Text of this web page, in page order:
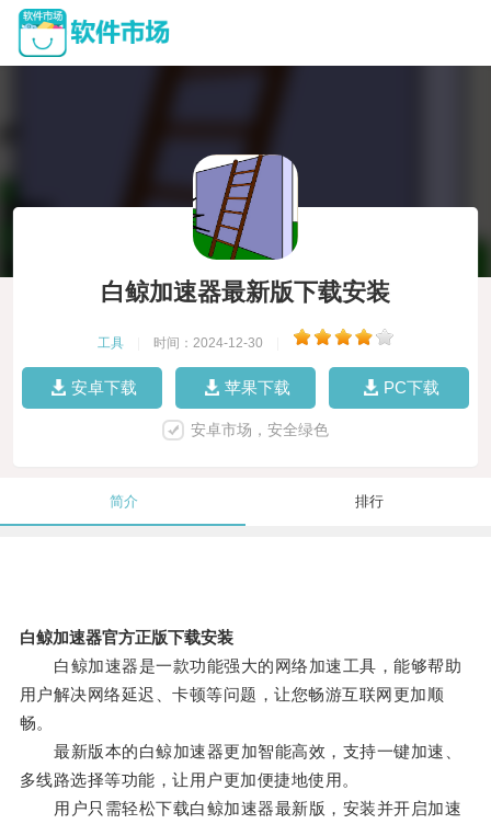
白鲸加速器最新版下载安装
工具 时间：2024-12-30
安卓下载 苹果下载 PC下载
安卓市场，安全绿色
简介 排行
白鲸加速器官方正版下载安装
白鲸加速器是一款功能强大的网络加速工具，能够帮助
用户解决网络延迟、卡顿等问题，让您畅游互联网更加顺
畅。
最新版本的白鲸加速器更加智能高效，支持一键加速、
多线路选择等功能，让用户更加便捷地使用。
用户只需轻松下载白鲸加速器最新版，安装并开启加速